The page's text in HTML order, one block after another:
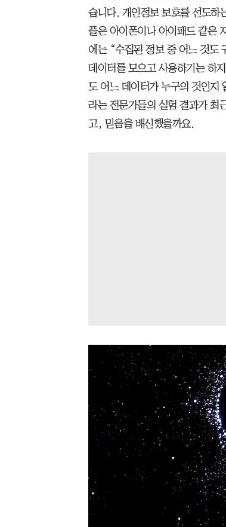
습니다. 개인정보 보호를 선도하
플은 아이폰이나 아이패드 같은
에는 “수집된 정보 중 어느 것도
데이터를 모으고 사용하기는 하
도 어느 데이터가 누구의 것인지
라는 전문가들의 실험 결과가 최
고, 믿음을 배신했을까요.